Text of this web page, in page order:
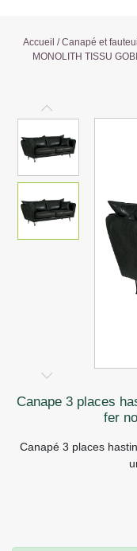
Accueil /Canapé et
MONOLITH TISSU
canape 3 places hasting monolith tissu gobi gris pieds
fer
Canapé 3 places